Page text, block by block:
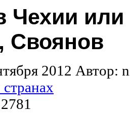
Чехии или
Своянов
2012 Автор: